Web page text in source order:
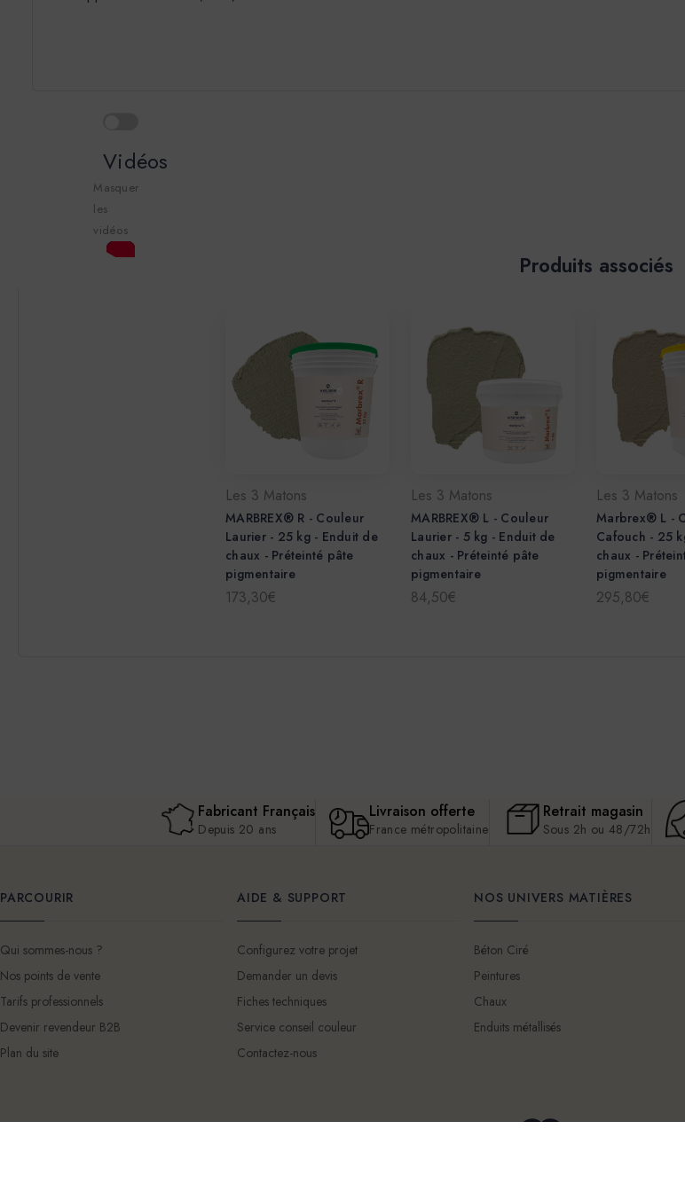
Vidéos
Masquer
les
vidéos
Produits associés
Les 3 Matons
MARBREX® R - Couleur
Laurier - 25 kg - Enduit de
chaux - Préteinté pâte
pigmentaire
173,30€
Les 3 Matons
MARBREX® L - Couleur
Laurier - 5 kg - Enduit de
chaux - Préteinté pâte
pigmentaire
84,50€
Les 3 Matons
Marbrex® L -
Cafouch - 25
chaux -
pigmentaire
295,80€
Fabricant Français
Depuis 20 ans
Livraison offerte
France métropolitaine
Retrait magasin
Sous 2h ou 48/72h
PARCOURIR
Qui sommes-nous ?
Nos points de vente
Tarifs professionnels
Devenir revendeur B2B
Plan du site
AIDE & SUPPORT
Configurez votre projet
Demander un devis
Fiches techniques
Service conseil couleur
Contactez-nous
NOS UNIVERS MATIÈRES
Béton Ciré
Peintures
Chaux
Enduits métallisés